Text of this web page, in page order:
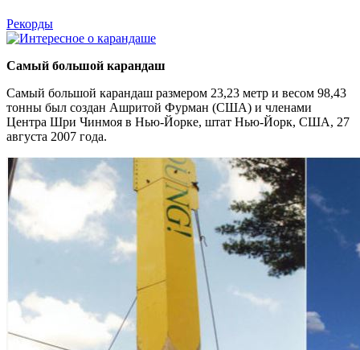
Рекорды
Самый большой карандаш
Самый большой карандаш размером 23,23 метр и весом 98,43
тонны был создан Ашритой Фурман (США) и членами
Центра Шри Чинмоя в Нью-Йорке, штат Нью-Йорк, США, 27
августа 2007 года.